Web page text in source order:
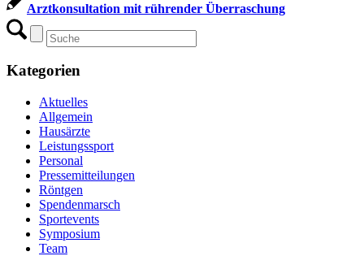
Arztkonsultation mit rührender Überraschung
Kategorien
Aktuelles
Allgemein
Hausärzte
Leistungssport
Personal
Pressemitteilungen
Röntgen
Spendenmarsch
Sportevents
Symposium
Team